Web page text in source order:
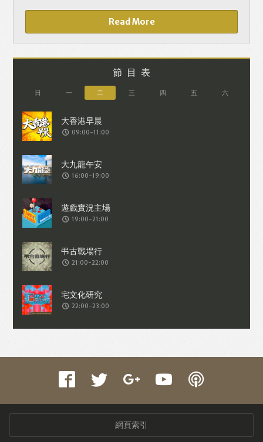
決定提供個人資料，即表示您同意我們將
該資料傳送並儲存。 熱血時報會根據用戶
廣告目標人士的標準），而發送目標廣
告。不會因為你與廣告作出互動或觀看一
個目標廣告而向廣告客戶提供任何用戶的
個人資料。 但如果你觀看或與該廣告作出
互動，則表示你同意廣告客戶有可能假設
你符合該廣告目標客戶群的標準。熱血時
報並會根據你在交易平台（如PAYPAL），
問答、爭執或與帳戶相關的物品或內
容）。
Read More
節目表
日 一 二 三 四 五 六
09:00-11:00
16:00-19:00
19:00-21:00
21:00-22:00
22:00-23:00
網頁索引